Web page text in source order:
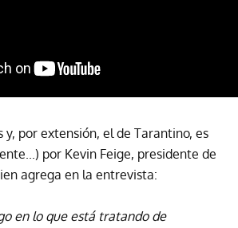
y, por extensión, el de Tarantino, es
por Kevin Feige, presidente de
agrega en la entrevista:
en lo que está tratando de